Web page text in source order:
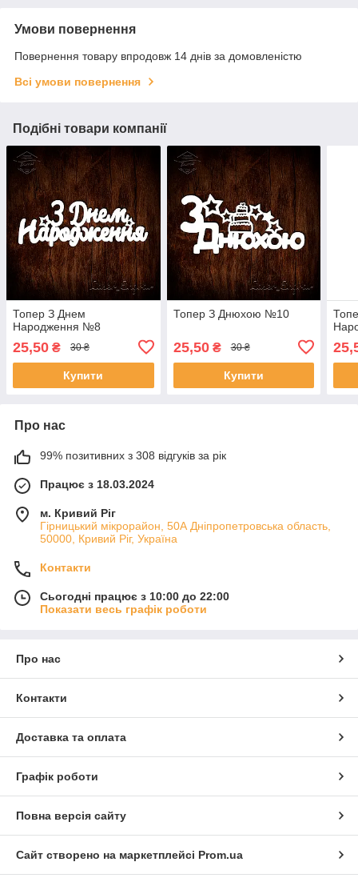
Умови повернення
Повернення товару впродовж 14 днів за домовленістю
Всі умови повернення
Подібні товари компанії
Топер З Днем
Народження №8
25,50 ₴ 30 ₴
Купити
Топер З Днюхою №10
25,50₴ 30 ₴
Купити
Про нас
99% позитивних з 308 відгуків за рік
Працює з 18.03.2024
м. Кривий Ріг
Гірницький мікрорайон, 50А Дніпропетровська область,
50000, Кривий Ріг, Україна
Контакти
Сьогодні працює з 10:00 до 22:00
Показати весь графік роботи
Про нас
Контакти
Доставка та оплата
Графік роботи
Повна версія сайту
Сайт створено на маркетплейсі Prom.ua